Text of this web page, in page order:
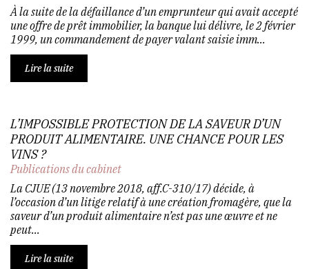
À la suite de la défaillance d’un emprunteur qui avait accepté
une offre de prêt immobilier, la banque lui délivre, le 2 février
1999, un commandement de payer valant saisie imm...
Lire la suite
L’IMPOSSIBLE PROTECTION DE LA SAVEUR D’UN
PRODUIT ALIMENTAIRE. UNE CHANCE POUR LES
VINS ?
Publications du cabinet
La CJUE (13 novembre 2018, aff.C-310/17) décide, à
l’occasion d’un litige relatif à une création fromagère, que la
saveur d’un produit alimentaire n’est pas une œuvre et ne
peut...
Lire la suite